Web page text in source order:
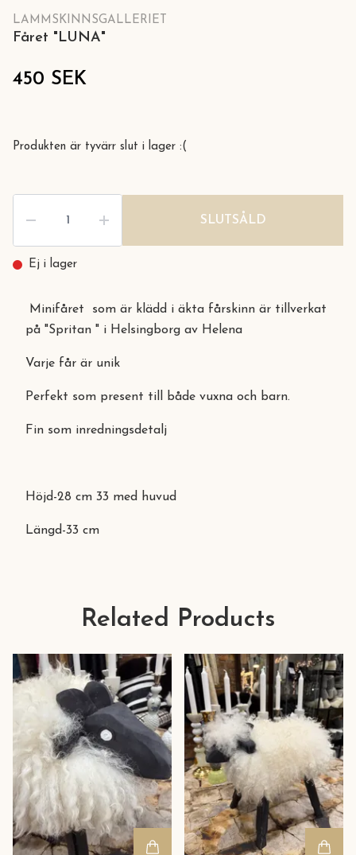
LAMMSKINNSGALLERIET
Fåret "LUNA"
450 SEK
Produkten är tyvärr slut i lager :(
SLUTSÅLD
Ej i lager
Minifåret som är klädd i äkta fårskinn är tillverkat
på "Spritan " i Helsingborg av Helena
Varje får är unik
Perfekt som present till både vuxna och barn.
Fin som inredningsdetalj
Höjd-28 cm 33 med huvud
Längd-33 cm
Related Products